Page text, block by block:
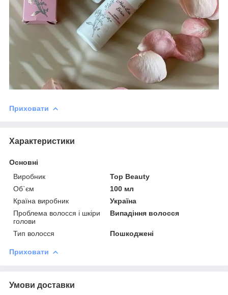
Приховати
Характеристики
Основні
Виробник
Top Beauty
Об`єм
100 мл
Країна виробник
Україна
Проблема волосся і шкіри
голови
Випадіння волосся
Тип волосся Пошкоджені
Приховати
Умови доставки